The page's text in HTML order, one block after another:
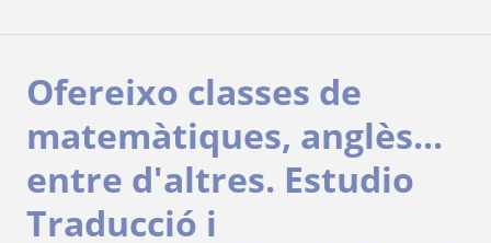
Ofereixo classes de
matemàtiques, anglès...
entre d'altres. Estudio
Traducció i